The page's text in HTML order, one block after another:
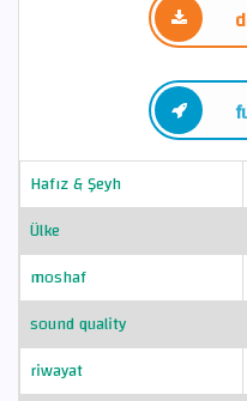
Hafız & Şeyh
Ülke
moshaf
sound quality
riwayat